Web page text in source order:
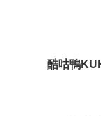
酷咕鴨